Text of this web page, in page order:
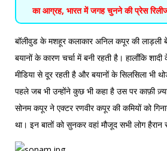
का आग्रह, भारत में जगह चुनने की प्रेस
बॉलीवुड के मशहूर कलाकार अनिल कपूर की
बयानों के कारण चर्चा में बनी रहती है। हालाँकि
मीडिया से दूर रहती है और बयानों के सिलसिला भी
पहले जब भी उन्होंने कुछ भी कहा है उस पर काफ़ी
सोनम कपूर ने एक्टर रणवीर कपूर की कमियों को
था। इन बातों को सुनकर वहां मौजूद सभी लोग हैरान